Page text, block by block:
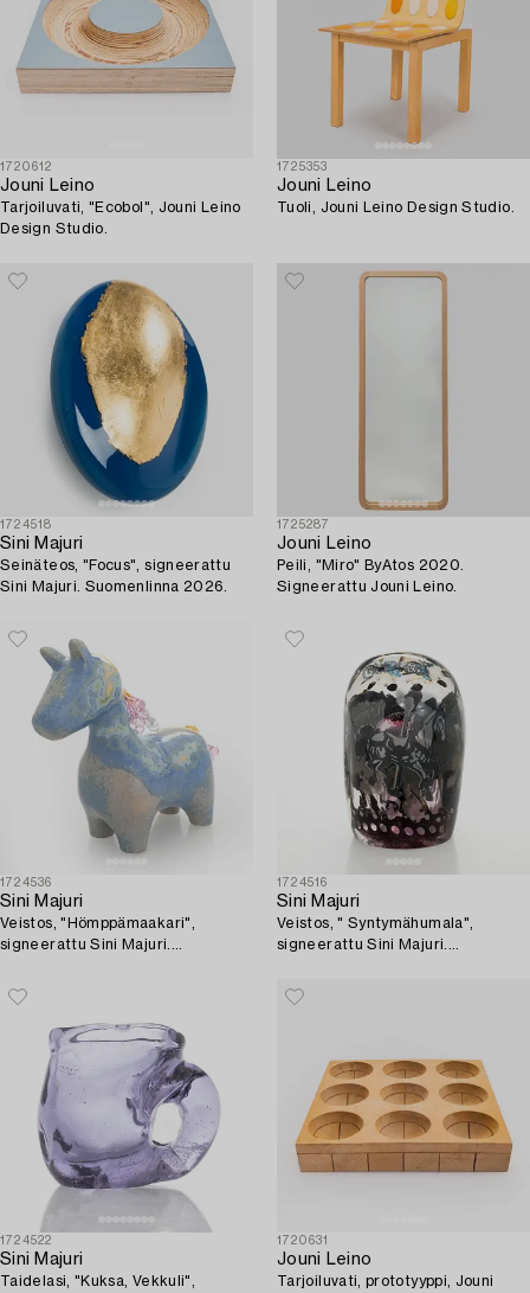
1720612
Jouni Leino
Tarjoiluvati, "Ecobol", Jouni Leino
Design Studio.
1725353
Jouni Leino
Tuoli, Jouni Leino Design Studio.
1724518
Sini Majuri
Seinäteos, "Focus", signeerattu
Sini Majuri. Suomenlinna 2026.
1725287
Jouni Leino
Peili, "Miro" ByAtos 2020.
Signeerattu Jouni Leino.
1724536
Sini Majuri
Veistos, "Hömppämaakari",
signeerattu Sini Majuri.
1724516
Sini Majuri
Veistos, " Syntymähumala",
signeerattu Sini Majuri.
1724522
Sini Majuri
Taidelasi, "Kuksa, Vekkuli",
1720631
Jouni Leino
Tarjoiluvati, prototyyppi, Jouni